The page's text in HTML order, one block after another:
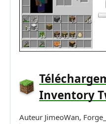
Inventory
Auteur JimeoWan,